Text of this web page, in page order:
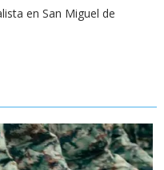
en San Miguel de